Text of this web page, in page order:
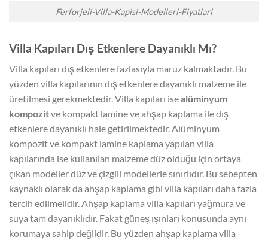
Ferforjeli-Villa-Kapisi-Modelleri-Fiyatlari
Villa Kapıları Dış Etkenlere Dayanıklı Mı?
Villa kapıları dış etkenlere fazlasıyla maruz kalmaktadır. Bu
yüzden villa kapılarının dış etkenlere dayanıklı malzeme ile
üretilmesi gerekmektedir. Villa kapıları isealüminyum
kompozitve kompakt lamine ve ahşap kaplama ile dış
etkenlere dayanıklı hale getirilmektedir. Alüminyum
kompozit ve kompakt lamine kaplama yapılan villa
kapılarında ise kullanılan malzeme düz olduğu için ortaya
çıkan modeller düz ve çizgili modellerle sınırlıdır. Bu sebepten
kaynaklı olarak da ahşap kaplama gibi villa kapıları daha fazla
tercih edilmelidir. Ahşap kaplama villa kapıları yağmura ve
suya tam dayanıklıdır. Fakat güneş ışınları konusunda aynı
korumaya sahip değildir. Bu yüzden ahşap kaplama villa